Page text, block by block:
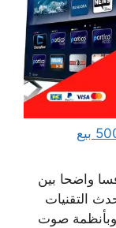
بيع تلفزيونات شاشات الكويت 50050623 بيع
واضحا بين
التقنيات
تصل 140و 150 بوصة وبأنظمة صوت